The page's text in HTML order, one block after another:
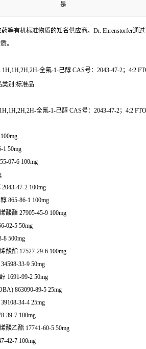
是
药等有机标准物质的知名供应商。Dr. Ehrenstorfer
。
全氟-1-己醇 CAS号：2043-47-2；4:2
类别:标准品
全氟-1-己醇 CAS号：2043-47-2；4:2
1 50mg
07-6 100mg
47-2 100mg
865-86-1 100mg
酸酯 27905-45-9 100mg
02-5 50mg
8 500mg
酸酯 17527-29-6 100mg
33-9 50mg
1691-99-2 50mg
863090-89-5 25mg
34-4 25mg
39-7 100mg
酸乙酯 17741-60-5 50mg
42-7 100mg